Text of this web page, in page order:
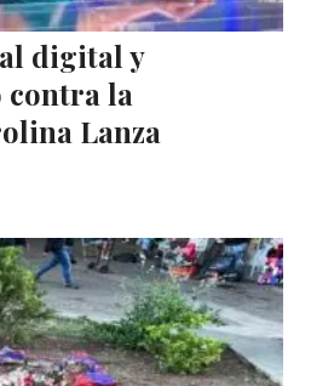
digital y
la
Lanza